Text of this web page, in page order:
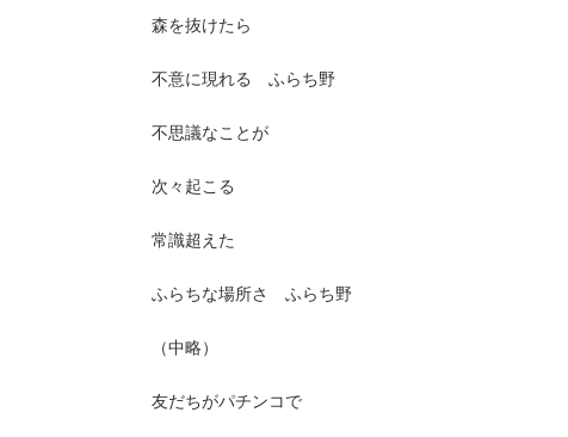
森を抜けたら
不意に現れる ふらち野
不思議なことが
次々起こる
常識超えた
ふらちな場所さ ふらち野
（中略）
友だちがパチンコで